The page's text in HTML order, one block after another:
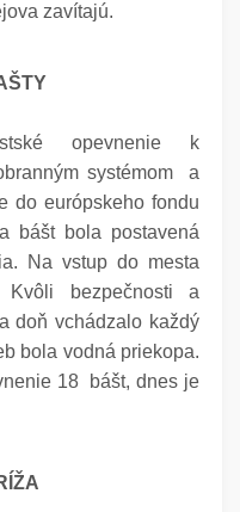
zavítajú.
opevnenie k
systémom a
do európskeho fondu
bášt bola postavená
Na vstup do mesta
bezpečnosti a
doň vchádzalo každý
bola vodná priekopa.
18 bášt, dnes je